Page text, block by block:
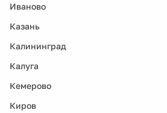
Иваново
Казань
Калининград
Калуга
Кемерово
Киров